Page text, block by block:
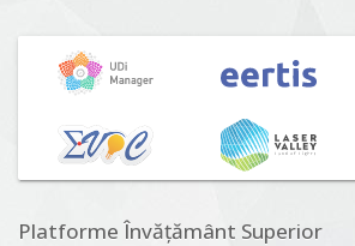
n°5 (DUT-2026)
Lansare:01 Septembrie 2026
Platforme Învățământ Superior